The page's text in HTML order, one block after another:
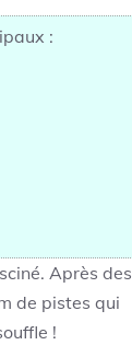
:
Après des
de pistes qui
!